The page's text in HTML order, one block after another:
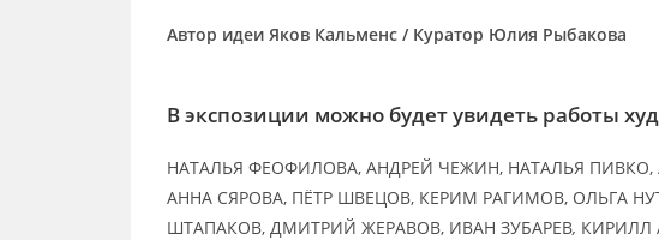
Автор идеи Яков Кальменс / Куратор Юлия Рыбакова
В экспозиции можно будет увидеть работы
НАТАЛЬЯ ФЕОФИЛОВА, АНДРЕЙ ЧЕЖИН, НАТАЛЬЯ ПИВКО,
АННА СЯРОВА, ПЁТР ШВЕЦОВ, КЕРИМ РАГИМОВ, ОЛЬГА
ШТАПАКОВ, ДМИТРИЙ ЖЕРАВОВ, ИВАН ЗУБАРЕВ, КИРИЛЛ